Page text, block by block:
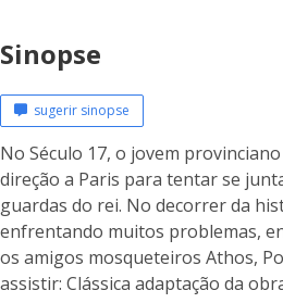
Sinopse
sugerir sinopse
No Século 17, o jovem
direção a Paris para tentar se
guardas do rei. No decorrer da
enfrentando muitos problemas,
os amigos mosqueteiros Athos,
assistir: Clássica adaptação da